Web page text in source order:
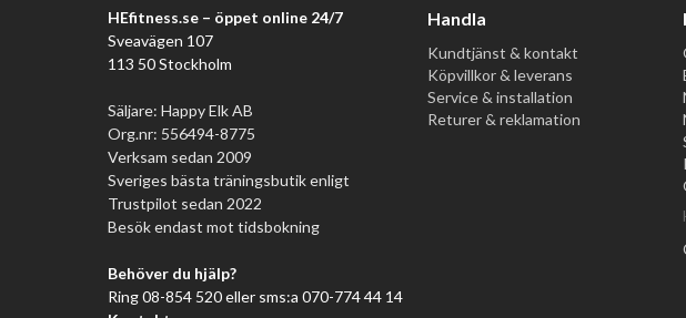
HEfitness.se – öppet online 24/7
Sveavägen 107
113 50 Stockholm
Säljare: Happy Elk AB
Org.nr: 556494-8775
Verksam sedan 2009
Sveriges bästa träningsbutik enligt
Trustpilot sedan 2022
Besök endast mot tidsbokning
Behöver du hjälp?
Ring 08-854 520 eller sms:a 070-774 44 14
Handla
Kundtjänst & kontakt
Köpvillkor & leverans
Service & installation
Returer & reklamation